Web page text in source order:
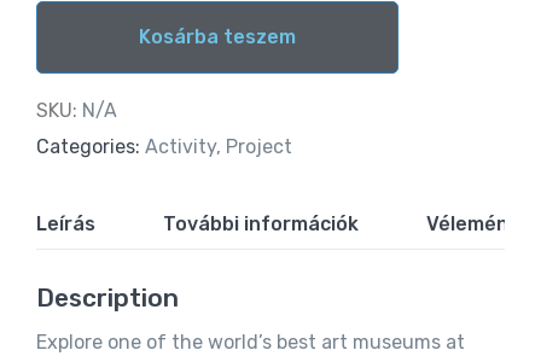
Kosárba teszem
SKU: N/A
Categories: Activity, Project
Leírás További információk
Description
Explore one of the world’s best art museums at